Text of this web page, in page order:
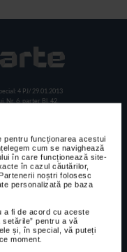
pentru funcționarea acestui
cum se navighează
în care funcționează site-
în cazul căutărilor,
noștri folosesc
personalizată pe baza
a fi de acord cu aceste
pentru a vă
și, în special, vă puteți
moment.
4 PJ/ 29.01.2013
Nr. 6, parter Bl. 42,
ARTA
și
„Sărbăt
florilor” la